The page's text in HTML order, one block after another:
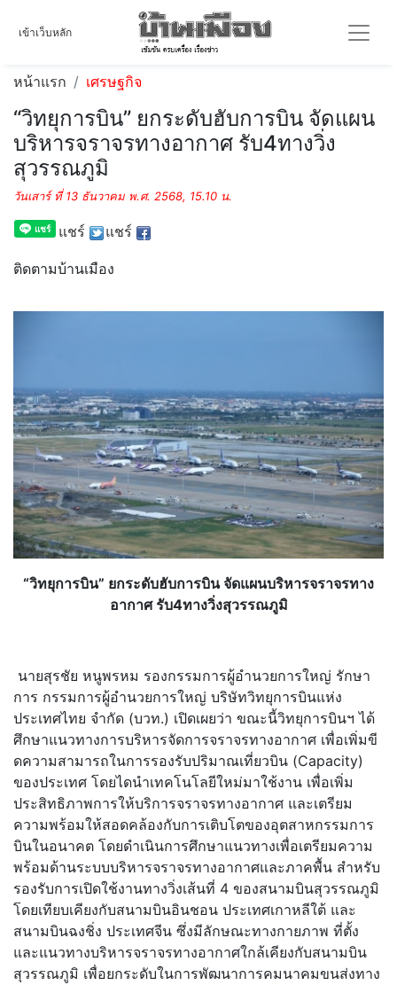
เข้าเว็บหลัก
หน้าแรก เศรษฐกิจ
“วิทยุการบิน” ยกระดับฮับการบิน จัดแผน
บริหารจราจรทางอากาศ รับ4ทางวิ่ง
สุวรรณภูมิ
วันเสาร์ ที่ 13 ธันวาคม พ.ศ. 2568, 15.10 น.
แชร์ แชร์
ติดตามบ้านเมือง
“วิทยุการบิน” ยกระดับฮับการบิน จัดแผนบริหารจราจรทาง
อากาศ รับ4ทางวิ่งสุวรรณภูมิ
นายสุรชัย หนูพรหม รองกรรมการผู้อำนวยการใหญ่ รักษา
การ กรรมการผู้อำนวยการใหญ่ บริษัทวิทยุการบินแห่ง
ประเทศไทย จำกัด (บวท.) เปิดเผยว่า ขณะนี้วิทยุการบินฯ ได้
ศึกษาแนวทางการบริหารจัดการจราจรทางอากาศ เพื่อเพิ่มขี
ดความสามารถในการรองรับปริมาณเที่ยวบิน (Capacity)
ของประเทศ โดยไดนำเทคโนโลยีใหม่มาใช้งาน เพื่อเพิ่ม
ประสิทธิภาพการให้บริการจราจรทางอากาศ และเตรียม
ความพร้อมให้สอดคล้องกับการเติบโตของอุตสาหกรรมการ
บินในอนาคต โดยดำเนินการศึกษาแนวทางเพื่อเตรียมความ
พร้อมด้านระบบบริหารจราจรทางอากาศและภาคพื้น สำหรับ
รองรับการเปิดใช้งานทางวิ่งเส้นที่ 4 ของสนามบินสุวรรณภูมิ
โดยเทียบเคียงกับสนามบินอินชอน ประเทศเกาหลีใต้ และ
สนามบินฉงชิ่ง ประเทศจีน ซึ่งมีลักษณะทางกายภาพ ที่ตั้ง
และแนวทางบริหารจราจรทางอากาศใกล้เคียงกับสนามบิน
สุวรรณภูมิ เพื่อยกระดับในการพัฒนาการคมนาคมขนส่งทาง